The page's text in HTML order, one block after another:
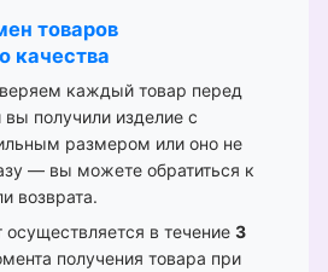
товаров
качества
каждый товар перед
вы получили изделие с
размером или оно не
— вы можете обратиться к
возврата.
в течение 3
получения товара при